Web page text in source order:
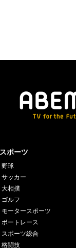
スポーツ
野球
サッカー
大相撲
ゴルフ
モータースポーツ
ボートレース
スポーツ総合
格闘技